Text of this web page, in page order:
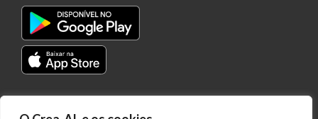
Transparência